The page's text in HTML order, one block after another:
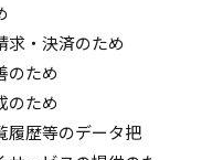
求・決済のため
のため
のため
履歴等のデータ把